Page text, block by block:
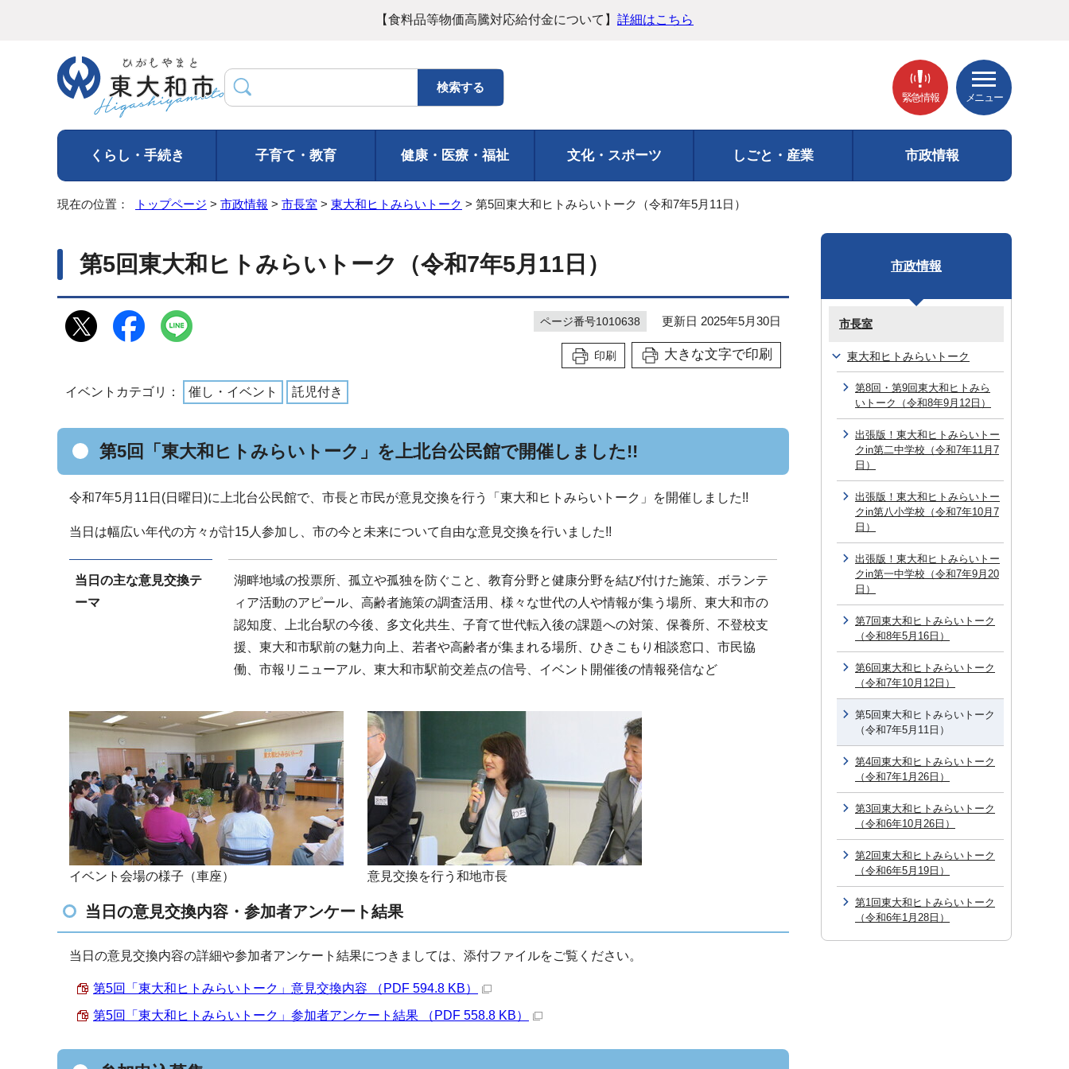
【食料品等物価高騰対応給付金について】 詳細はこちら
緊急情報 メニュー
くらし・手続き 子育て・教育 健康・医療・福祉 文化・スポーツ しごと・産業 市政情報
現在の位置： トップページ > 市政情報 > 市長室 > 東大和ヒトみらいトーク > 第5回東大和ヒトみらいトーク（令和7年5月11日）
第5回東大和ヒトみらいトーク（令和7年5月11日）
ページ番号1010638 更新日 2025年5月30日
印刷 大きな文字で印刷
イベントカテゴリ： 催し・イベント 託児付き
第5回「東大和ヒトみらいトーク」を上北台公民館で開催しました!!
令和7年5月11日(日曜日)に上北台公民館で、市長と市民が意見交換を行う「東大和ヒトみらいトーク」を開催しました!!
当日は幅広い年代の方々が計15人参加し、市の今と未来について自由な意見交換を行いました!!
当日の主な意見交換テ
ーマ
湖畔地域の投票所、孤立や孤独を防ぐこと、教育分野と健康分野を結び付けた施策、ボランテ
ィア活動のアピール、高齢者施策の調査活用、様々な世代の人や情報が集う場所、東大和市の
認知度、上北台駅の今後、多文化共生、子育て世代転入後の課題への対策、保養所、不登校支
援、東大和市駅前の魅力向上、若者や高齢者が集まれる場所、ひきこもり相談窓口、市民協
働、市報リニューアル、東大和市駅前交差点の信号、イベント開催後の情報発信など
イベント会場の様子（車座） 意見交換を行う和地市長
当日の意見交換内容・参加者アンケート結果
当日の意見交換内容の詳細や参加者アンケート結果につきましては、添付ファイルをご覧ください。
第5回「東大和ヒトみらいトーク」意見交換内容 （PDF 594.8 KB）
第5回「東大和ヒトみらいトーク」参加者アンケート結果 （PDF 558.8 KB）
市政情報
市長室
東大和ヒトみらいトーク
第8回・第9回東大和ヒトみら
いトーク（令和8年9月12日）
出張版！東大和ヒトみらいトー
クin第二中学校（令和7年11月7
日）
出張版！東大和ヒトみらいトー
クin第八小学校（令和7年10月7
日）
出張版！東大和ヒトみらいトー
クin第一中学校（令和7年9月20
日）
第7回東大和ヒトみらいトーク
（令和8年5月16日）
第6回東大和ヒトみらいトーク
（令和7年10月12日）
第5回東大和ヒトみらいトーク
（令和7年5月11日）
第4回東大和ヒトみらいトーク
（令和7年1月26日）
第3回東大和ヒトみらいトーク
（令和6年10月26日）
第2回東大和ヒトみらいトーク
（令和6年5月19日）
第1回東大和ヒトみらいトーク
（令和6年1月28日）